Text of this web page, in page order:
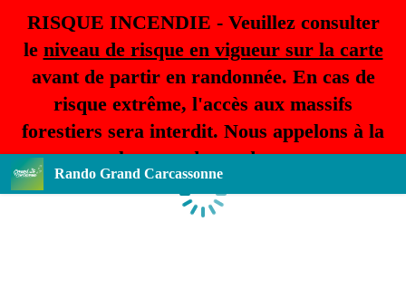
RISQUE INCENDIE - Veuillez consulter
le niveau de risque en vigueur sur la carte
avant de partir en randonnée. En cas de
risque extrême, l'accès aux massifs
forestiers sera interdit. Nous appelons à la
plus grande prudence.
Rando Grand Carcassonne
Chargement